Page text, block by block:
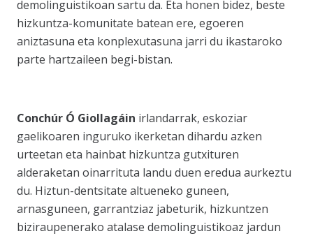
demolinguistikoan sartu da. Eta honen bidez, beste
hizkuntza-komunitate batean ere, egoeren
aniztasuna eta konplexutasuna jarri du ikastaroko
parte hartzaileen begi-bistan.
Conchúr Ó Giollagáin irlandarrak, eskoziar
gaelikoaren inguruko ikerketan dihardu azken
urteetan eta hainbat hizkuntza gutxituren
alderaketan oinarrituta landu duen eredua aurkeztu
du. Hiztun-dentsitate altueneko guneen,
arnasguneen, garrantziaz jabeturik, hizkuntzen
biziraupenerako atalase demolinguistikoaz jardun